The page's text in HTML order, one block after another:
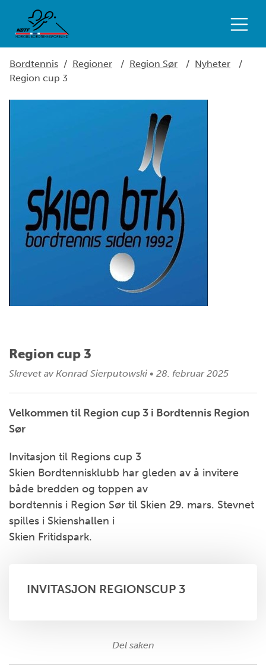
Bordtennis / Regioner / Region Sør / Nyheter
/
Region cup 3
Region cup 3
Skrevet av Konrad Sierputowski • 28. februar 2025
Velkommen til Region cup 3 i Bordtennis Region
Sør
Invitasjon til Regions cup 3
Skien Bordtennisklubb har gleden av å invitere
både bredden og toppen av
bordtennis i Region Sør til Skien 29. mars. Stevnet
spilles i Skienshallen i
Skien Fritidspark.
INVITASJON REGIONSCUP 3
Del saken